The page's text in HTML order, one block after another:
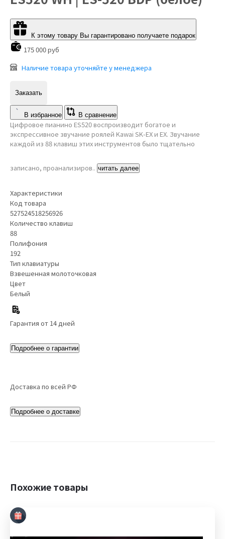
К этому товару Вы гарантировано получаете подарок
175 000 руб
Наличие товара уточняйте у менеджера
Заказать
В избранное В сравнение
Цифровое пианино ES520 воспроизводит богатое и
экспрессивное звучание роялей Kawai SK-EX и EX. Звучание
каждой из 88 клавиш этих инструментов было тщательно
записано, проанализиров.. читать далее
Характеристики
Код товара
527524518256926
Количество клавиш
88
Полифония
192
Тип клавиатуры
Взвешенная молоточковая
Цвет
Белый
Гарантия от 14 дней
Подробнее о гарантии
Доставка по всей РФ
Подробнее о доставке
Похожие товары